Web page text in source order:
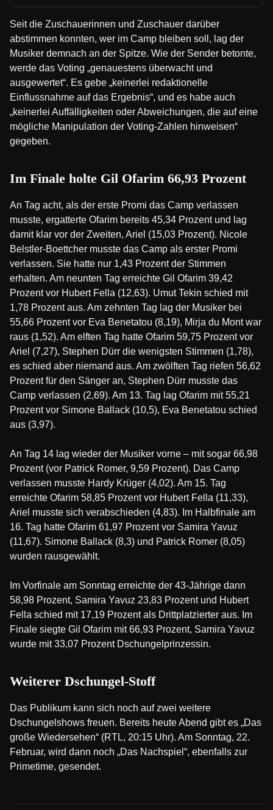
Seit die Zuschauerinnen und Zuschauer darüber
abstimmen konnten, wer im Camp bleiben soll, lag der
Musiker demnach an der Spitze. Wie der Sender betonte,
werde das Voting „genauestens überwacht und
ausgewertet“. Es gebe „keinerlei redaktionelle
Einflussnahme auf das Ergebnis“, und es habe auch
„keinerlei Auffälligkeiten oder Abweichungen, die auf eine
mögliche Manipulation der Voting-Zahlen hinweisen“
gegeben.
Im Finale holte Gil Ofarim 66,93 Prozent
An Tag acht, als der erste Promi das Camp verlassen
musste, ergatterte Ofarim bereits 45,34 Prozent und lag
damit klar vor der Zweiten, Ariel (15,03 Prozent). Nicole
Belstler-Boettcher musste das Camp als erster Promi
verlassen. Sie hatte nur 1,43 Prozent der Stimmen
erhalten. Am neunten Tag erreichte Gil Ofarim 39,42
Prozent vor Hubert Fella (12,63). Umut Tekin schied mit
1,78 Prozent aus. Am zehnten Tag lag der Musiker bei
55,66 Prozent vor Eva Benetatou (8,19), Mirja du Mont war
raus (1,52). Am elften Tag hatte Ofarim 59,75 Prozent vor
Ariel (7,27), Stephen Dürr die wenigsten Stimmen (1,78),
es schied aber niemand aus. Am zwölften Tag riefen 56,62
Prozent für den Sänger an, Stephen Dürr musste das
Camp verlassen (2,69). Am 13. Tag lag Ofarim mit 55,21
Prozent vor Simone Ballack (10,5), Eva Benetatou schied
aus (3,97).
An Tag 14 lag wieder der Musiker vorne – mit sogar 66,98
Prozent (vor Patrick Romer, 9,59 Prozent). Das Camp
verlassen musste Hardy Krüger (4,02). Am 15. Tag
erreichte Ofarim 58,85 Prozent vor Hubert Fella (11,33),
Ariel musste sich verabschieden (4,83). Im Halbfinale am
16. Tag hatte Ofarim 61,97 Prozent vor Samira Yavuz
(11,67). Simone Ballack (8,3) und Patrick Romer (8,05)
wurden rausgewählt.
Im Vorfinale am Sonntag erreichte der 43-Jährige dann
58,98 Prozent, Samira Yavuz 23,83 Prozent und Hubert
Fella schied mit 17,19 Prozent als Drittplatzierter aus. Im
Finale siegte Gil Ofarim mit 66,93 Prozent, Samira Yavuz
wurde mit 33,07 Prozent Dschungelprinzessin.
Weiterer Dschungel-Stoff
Das Publikum kann sich noch auf zwei weitere
Dschungelshows freuen. Bereits heute Abend gibt es „Das
große Wiedersehen“ (RTL, 20:15 Uhr). Am Sonntag, 22.
Februar, wird dann noch „Das Nachspiel“, ebenfalls zur
Primetime, gesendet.